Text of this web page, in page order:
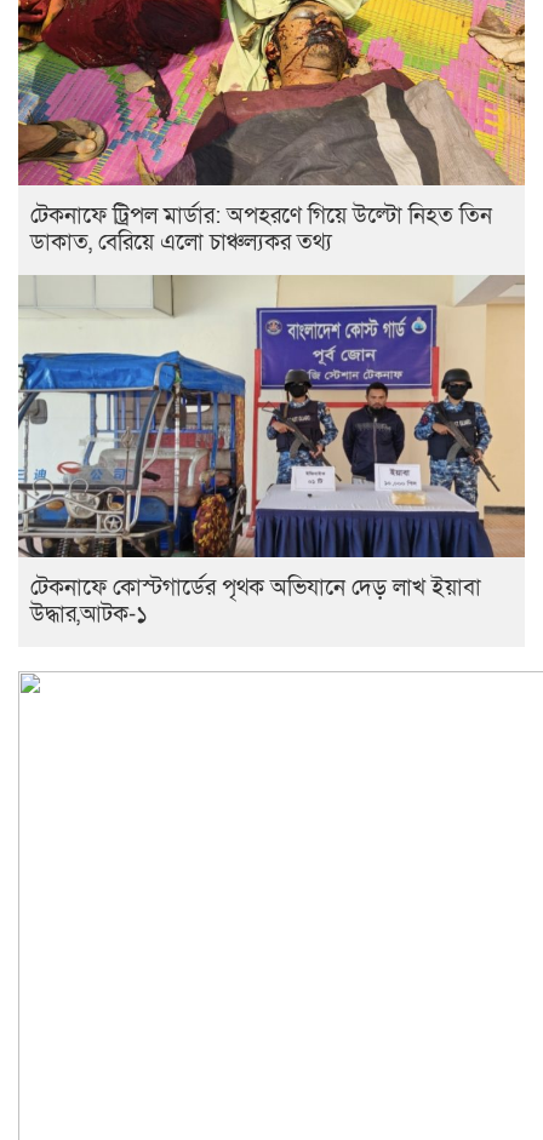
টেকনাফে ট্রিপল মার্ডার: অপহরণে গিয়ে উল্টো নিহত তিন
ডাকাত, বেরিয়ে এলো চাঞ্চল্যকর তথ্য
টেকনাফে কোস্টগার্ডের পৃথক অভিযানে দেড় লাখ ইয়াবা
উদ্ধার,আটক-১